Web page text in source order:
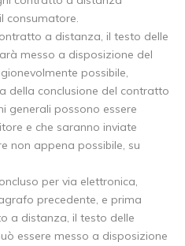
consumatore.
a distanza, il testo delle
messo a disposizione del
possibile,
della conclusione del contratto
generali possono essere
e che saranno inviate
non appena possibile, su
per via elettronica,
precedente, e prima
a distanza, il testo delle
essere messo a disposizione